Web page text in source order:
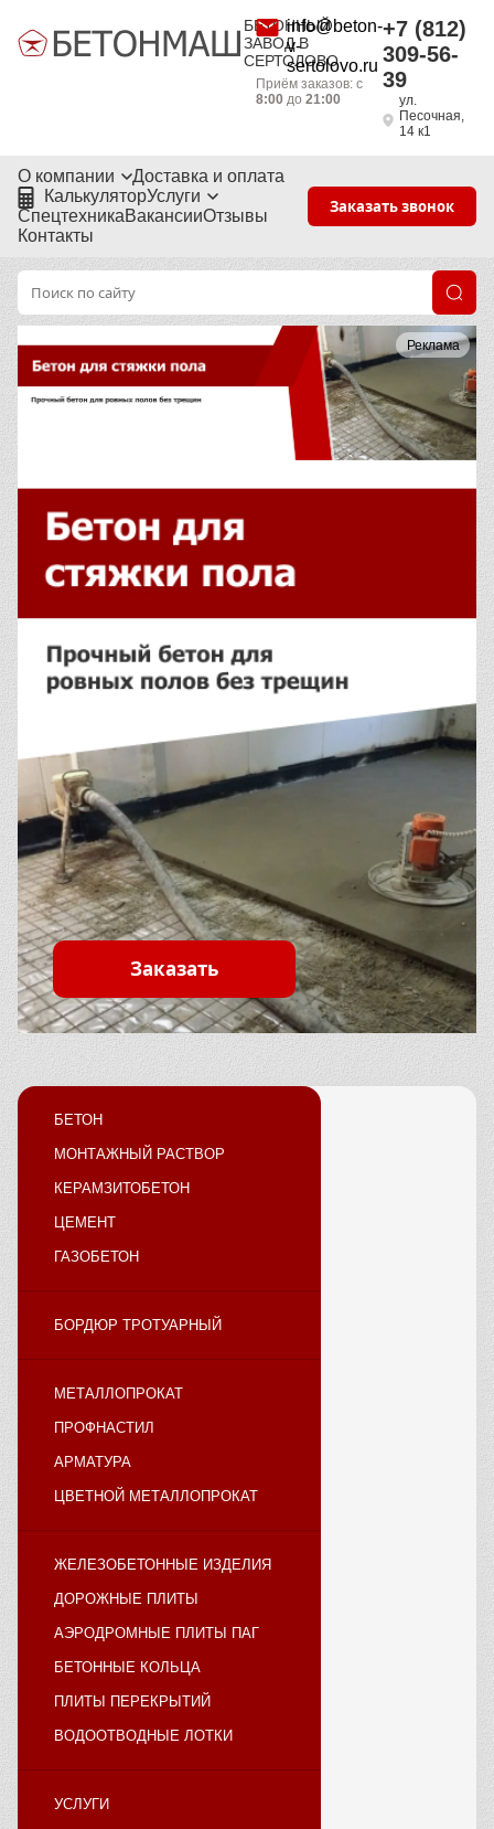
БЕТОННЫЙ
ЗАВОД В
СЕРТОЛОВО
info@beton-
v-
sertolovo.ru
Приём заказов: с
8:00до 21:00
+7 (812)
309-56-
39
ул.
Песочная,
14 к1
О компании
Доставка и оплата
КалькуляторУслуги
СпецтехникаВакансииОтзывы
Контакты
Заказать звонок
Реклама
Заказать
БЕТОН
МОНТАЖНЫЙ РАСТВОР
КЕРАМЗИТОБЕТОН
ЦЕМЕНТ
ГАЗОБЕТОН
БОРДЮР ТРОТУАРНЫЙ
МЕТАЛЛОПРОКАТ
ПРОФНАСТИЛ
АРМАТУРА
ЦВЕТНОЙ МЕТАЛЛОПРОКАТ
ЖЕЛЕЗОБЕТОННЫЕ ИЗДЕЛИЯ
ДОРОЖНЫЕ ПЛИТЫ
АЭРОДРОМНЫЕ ПЛИТЫ ПАГ
БЕТОННЫЕ КОЛЬЦА
ПЛИТЫ ПЕРЕКРЫТИЙ
ВОДООТВОДНЫЕ ЛОТКИ
УСЛУГИ